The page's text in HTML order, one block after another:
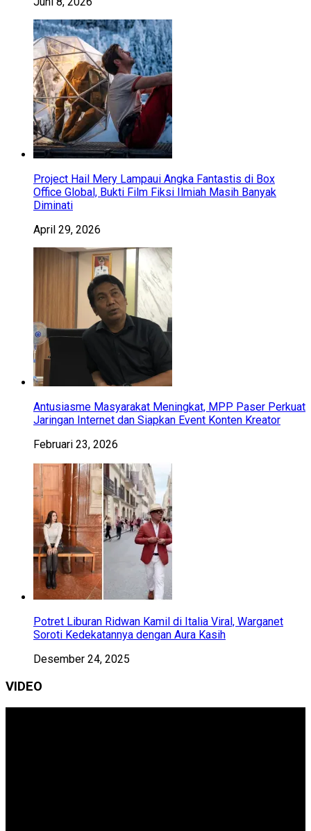
Project Hail Mery Lampaui Angka Fantastis di Box
Office Global, Bukti Film Fiksi Ilmiah Masih Banyak
Diminati
April 29, 2026
Antusiasme Masyarakat Meningkat, MPP Paser Perkuat
Jaringan Internet dan Siapkan Event Konten Kreator
Februari 23, 2026
Potret Liburan Ridwan Kamil di Italia Viral, Warganet
Soroti Kedekatannya dengan Aura Kasih
Desember 24, 2025
VIDEO